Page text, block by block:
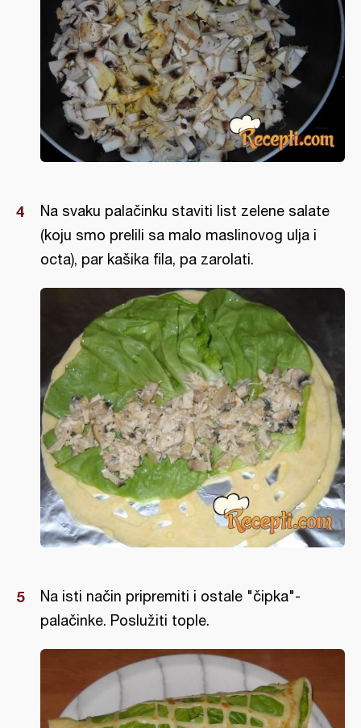
Na svaku palačinku staviti list zelene salate
(koju smo prelili sa malo maslinovog ulja i
octa), par kašika fila, pa zarolati.
Na isti način pripremiti i ostale "čipka"-
palačinke. Poslužiti tople.